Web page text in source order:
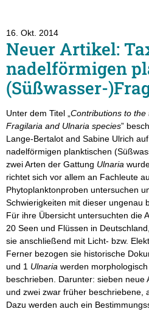
16. Okt. 2014
Neuer Artikel:
nadelförmigen
(Süßwasser-
Unter dem Titel „Contributions to
Fragilaria and Ulnaria species”
Lange-Bertalot and Sabine Ulrich
nadelförmigen planktischen
zwei Arten der Gattung Ulnaria
richtet sich vor allem an Fachleute
Phytoplanktonproben untersuchen
Schwierigkeiten mit dieser ungenau
Für ihre Übersicht untersuchten die
20 Seen und Flüssen in
sie anschließend mit Licht- bzw.
Ferner bezogen sie historische
und 1 Ulnaria werden
beschrieben. Darunter: sieben neue
und zwei zwar früher beschriebene,
Dazu werden auch ein